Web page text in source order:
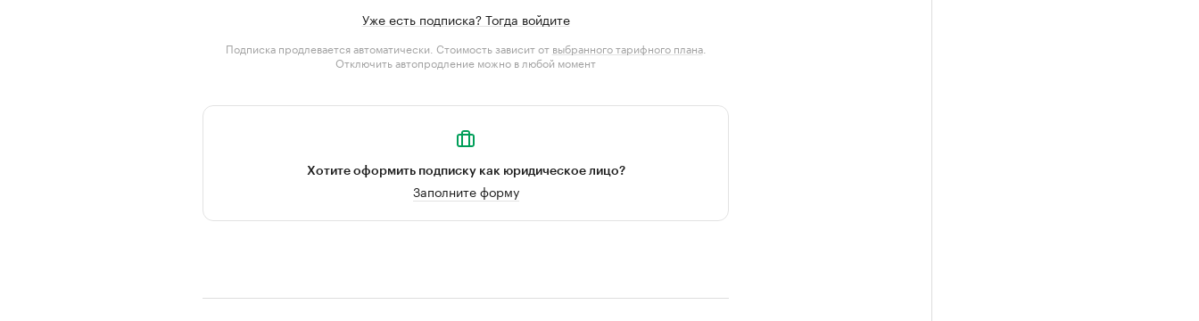
Уже есть подписка? Тогда войдите
Подписка продлевается автоматически. Стоимость зависит от выбранного тарифного плана.
Отключить автопродление можно в любой момент
Хотите оформить подписку как юридическое лицо?
Заполните форму